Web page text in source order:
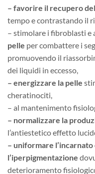
– favorire il recupero
tempo e contrastando il
– stimolare i fibroblasti e
pelle per combattere i
promuovendo il
dei liquidi in eccesso,
– energizzare la pelle
cheratinociti,
– al mantenimento
– normalizzare la
l’antiestetico effetto
– uniformare
l’iperpigmentazione
deterioramento